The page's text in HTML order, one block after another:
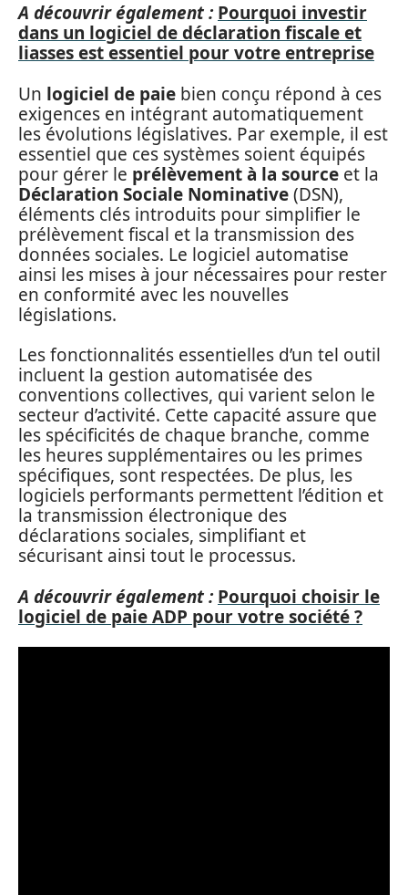
A découvrir également : Pourquoi investir
dans un logiciel de déclaration fiscale et
liasses est essentiel pour votre entreprise
Un logiciel de paie bien conçu répond à ces
exigences en intégrant automatiquement
les évolutions législatives. Par exemple, il est
essentiel que ces systèmes soient équipés
pour gérer le prélèvement à la source et la
Déclaration Sociale Nominative(DSN),
éléments clés introduits pour simplifier le
prélèvement fiscal et la transmission des
données sociales. Le logiciel automatise
ainsi les mises à jour nécessaires pour rester
en conformité avec les nouvelles
législations.
Les fonctionnalités essentielles d’un tel outil
incluent la gestion automatisée des
conventions collectives, qui varient selon le
secteur d’activité. Cette capacité assure que
les spécificités de chaque branche, comme
les heures supplémentaires ou les primes
spécifiques, sont respectées. De plus, les
logiciels performants permettent l’édition et
la transmission électronique des
déclarations sociales, simplifiant et
sécurisant ainsi tout le processus.
A découvrir également : Pourquoi choisir le
logiciel de paie ADP pour votre société ?